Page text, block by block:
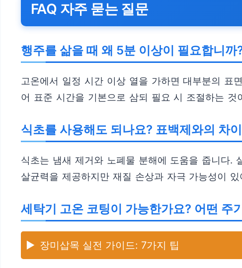
FAQ 자주 묻는 질문
행주를 삶을 때 왜 5분 이상이 필요합니까
고온에서 일정 시간 이상 열을 가하면 대부분의 표
어 표준 시간을 기본으로 삼되 필요 시 조절하는 것
식초를 사용해도 되나요? 표백제와의 차
식초는 냄새 제거와 노폐물 분해에 도움을 줍니다.
살균력을 제공하지만 재질 손상과 자극 가능성이
세탁기 고온 코팅이 가능한가요? 어떤 주
▶️ 장미삽목 실전 가이드: 7가지 팁